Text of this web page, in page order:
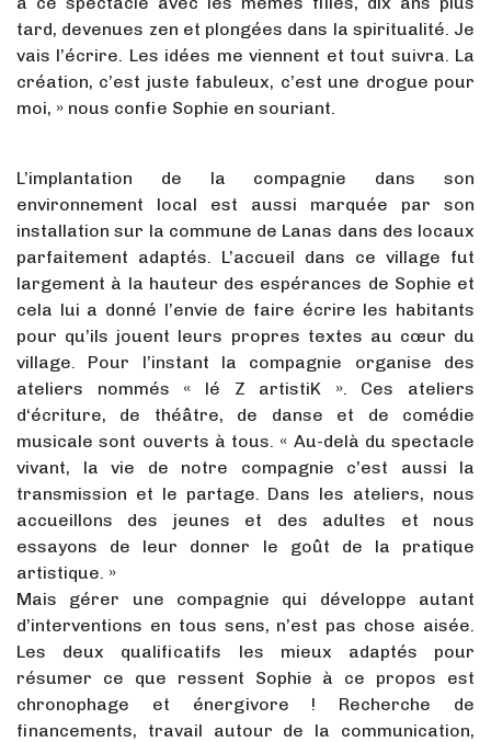
tard, devenues zen et plongées dans la spiritualité. Je
vais l’écrire. Les idées me viennent et tout suivra. La
création, c’est juste fabuleux, c’est une drogue pour
moi, » nous confie Sophie en souriant.
L’implantation de la compagnie dans son
environnement local est aussi marquée par son
installation sur la commune de Lanas dans des locaux
parfaitement adaptés. L’accueil dans ce village fut
largement à la hauteur des espérances de Sophie et
cela lui a donné l’envie de faire écrire les habitants
pour qu’ils jouent leurs propres textes au cœur du
village. Pour l’instant la compagnie organise des
ateliers nommés « lé Z artistiK ». Ces ateliers
d‘écriture, de théâtre, de danse et de comédie
musicale sont ouverts à tous. « Au-delà du spectacle
vivant, la vie de notre compagnie c’est aussi la
transmission et le partage. Dans les ateliers, nous
accueillons des jeunes et des adultes et nous
essayons de leur donner le goût de la pratique
artistique. »
Mais gérer une compagnie qui développe autant
d’interventions en tous sens, n’est pas chose aisée.
Les deux qualificatifs les mieux adaptés pour
résumer ce que ressent Sophie à ce propos est
chronophage et énergivore ! Recherche de
financements, travail autour de la communication,